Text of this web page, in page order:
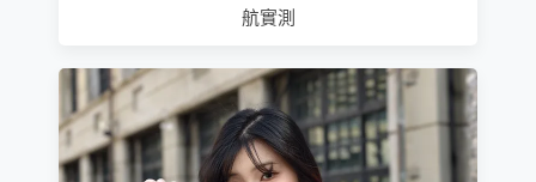
航實測